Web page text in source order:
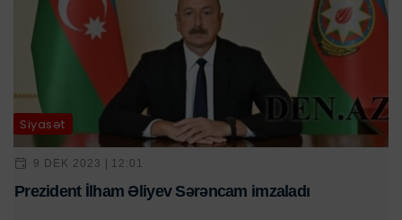
Siyasət
9 DEK 2023 | 12:01
Prezident İlham Əliyev Sərəncam imzaladı